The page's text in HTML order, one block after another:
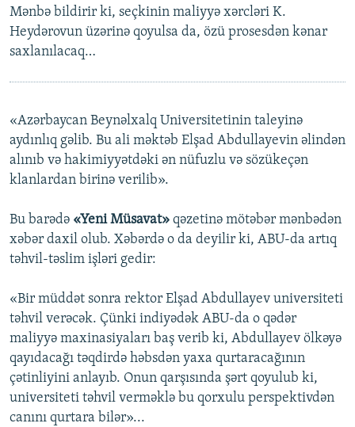
Mənbə bildirir ki, seçkinin maliyyə xərcləri K.
Heydərovun üzərinə qoyulsa da, özü prosesdən kənar
saxlanılacaq…
«Azərbaycan Beynəlxalq Universitetinin taleyinə
aydınlıq gəlib. Bu ali məktəb Elşad Abdullayevin əlindən
alınıb və hakimiyyətdəki ən nüfuzlu və sözükeçən
klanlardan birinə verilib».
Bu barədə «Yeni Müsavat» qəzetinə mötəbər mənbədən
xəbər daxil olub. Xəbərdə o da deyilir ki, ABU-da artıq
təhvil-təslim işləri gedir:
«Bir müddət sonra rektor Elşad Abdullayev universiteti
təhvil verəcək. Çünki indiyədək ABU-da o qədər
maliyyə maxinasiyaları baş verib ki, Abdullayev ölkəyə
qayıdacağı təqdirdə həbsdən yaxa qurtaracağının
çətinliyini anlayıb. Onun qarşısında şərt qoyulub ki,
universiteti təhvil verməklə bu qorxulu perspektivdən
canını qurtara bilər»...